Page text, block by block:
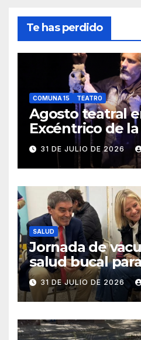
Te has perdido
COMUNA 15 TEATRO
Agosto teatral
Excéntrico de la
31 DE JULIO DE 2026
SALUD
Jornada de
salud bucal
31 DE JULIO DE 2026